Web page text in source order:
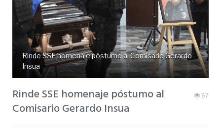
Rinde SSE homenaje póstumo al Comisario Gerardo
Insua
Rinde SSE homenaje póstumo al
Comisario Gerardo Insua
67